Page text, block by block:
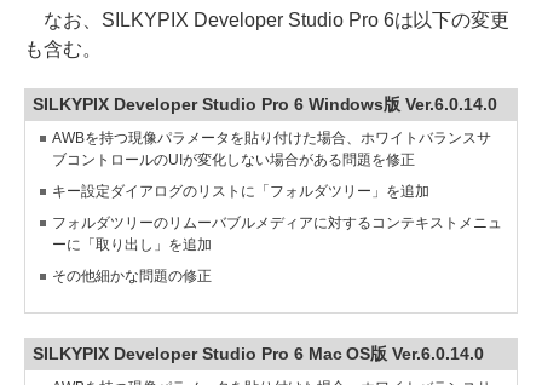
なお、SILKYPIX Developer Studio Pro 6は以下の変更
も含む。
SILKYPIX Developer Studio Pro 6 Windows版 Ver.6.0.14.0
AWBを持つ現像パラメータを貼り付けた場合、ホワイトバランスサ
ブコントロールのUIが変化しない場合がある問題を修正
キー設定ダイアログのリストに「フォルダツリー」を追加
フォルダツリーのリムーバブルメディアに対するコンテキストメニュ
ーに「取り出し」を追加
その他細かな問題の修正
SILKYPIX Developer Studio Pro 6 Mac OS版 Ver.6.0.14.0